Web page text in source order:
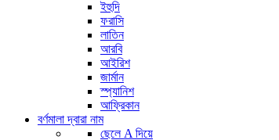
ইহুদি
ফরাসি
লাতিন
আরবি
আইরিশ
জার্মান
স্প্যানিশ
আফ্রিকান
বর্ণমালা দ্বারা নাম
ছেলে A দিয়ে